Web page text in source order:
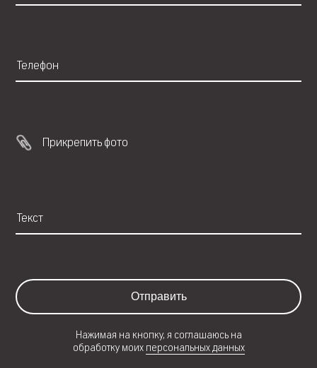
Прикрепить фото
Отправить
Нажимая на кнопку, я соглашаюсь на
обработку моих персональных данных